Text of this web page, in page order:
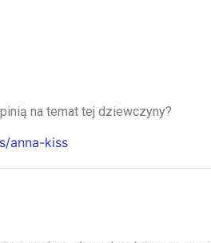
na temat tej dziewczyny?
anna-kiss